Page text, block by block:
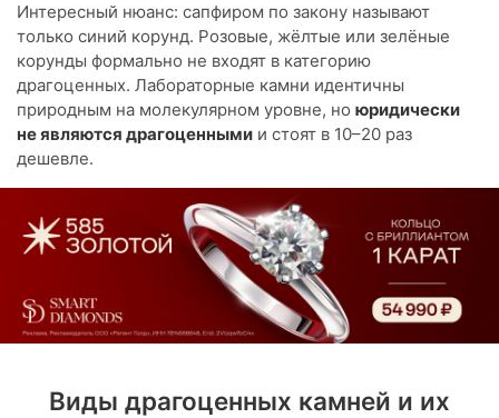
Интересный нюанс: сапфиром по закону называют
только синий корунд. Розовые, жёлтые или зелёные
корунды формально не входят в категорию
драгоценных. Лабораторные камни идентичны
природным на молекулярном уровне, но юридически
не являются драгоценными и стоят в 10–20 раз
дешевле.
Виды драгоценных камней и их